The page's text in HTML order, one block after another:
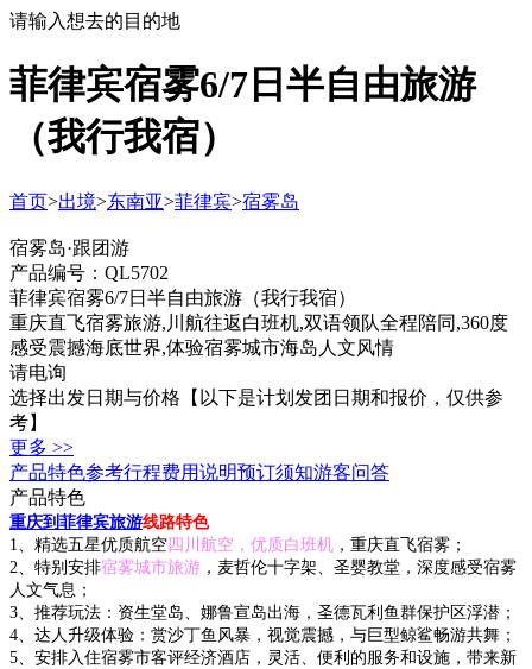
请输入想去的目的地
菲律宾宿雾6/7日半自由旅游
（我行我宿）
首页>出境>东南亚>菲律宾>宿雾岛
宿雾岛·跟团游
产品编号：QL5702
菲律宾宿雾6/7日半自由旅游（我行我宿）
重庆直飞宿雾旅游,川航往返白班机,双语领队全程陪同,360度
感受震撼海底世界,体验宿雾城市海岛人文风情
请电询
选择出发日期与价格 【以下是计划发团日期和报价，仅供参
考】
更多 >>
产品特色参考行程费用说明预订须知游客问答
产品特色
重庆到菲律宾旅游线路特色
1、精选五星优质航空四川航空，优质白班机 ，重庆直飞宿雾；
2、特别安排宿雾城市旅游 ，麦哲伦十字架、圣婴教堂，深度感受宿雾
人文气息；
3、推荐玩法：资生堂岛、娜鲁宣岛出海，圣德瓦利鱼群保护区浮潜；
4、达人升级体验：赏沙丁鱼风暴，视觉震撼，与巨型鲸鲨畅游共舞；
5、安排入住宿雾市客评经济酒店，灵活、便利的服务和设施，带来新